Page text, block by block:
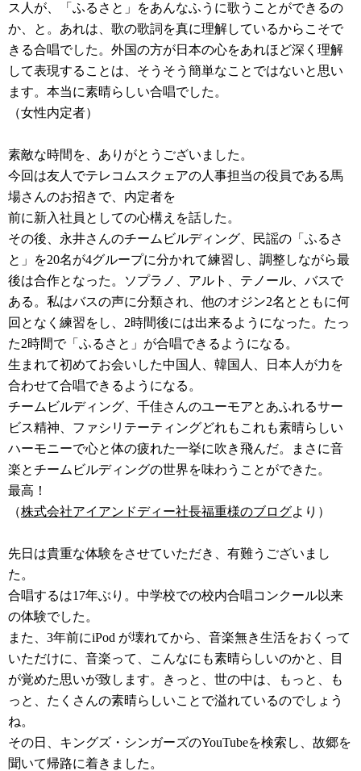
ス人が、「ふるさと」をあんなふうに歌うことができるの
か、と。あれは、歌の歌詞を真に理解しているからこそで
きる合唱でした。外国の方が日本の心をあれほど深く理解
して表現することは、そうそう簡単なことではないと思い
ます。本当に素晴らしい合唱でした。
（女性内定者）
素敵な時間を、ありがとうございました。
今回は友人でテレコムスクェアの人事担当の役員である馬
場さんのお招きで、内定者を
前に新入社員としての心構えを話した。
その後、永井さんのチームビルディング、民謡の「ふるさ
と」を20名が4グループに分かれて練習し、調整しながら最
後は合作となった。ソプラノ、アルト、テノール、バスで
ある。私はバスの声に分類され、他のオジン2名とともに何
回となく練習をし、2時間後には出来るようになった。たっ
た2時間で「ふるさと」が合唱できるようになる。
生まれて初めてお会いした中国人、韓国人、日本人が力を
合わせて合唱できるようになる。
チームビルディング、千佳さんのユーモアとあふれるサー
ビス精神、ファシリテーティングどれもこれも素晴らしい
ハーモニーで心と体の疲れた一挙に吹き飛んだ。まさに音
楽とチームビルディングの世界を味わうことができた。
最高！
（株式会社アイアンドディー社長福重様のブログより）
先日は貴重な体験をさせていただき、有難うございまし
た。
合唱するは17年ぶり。中学校での校内合唱コンクール以来
の体験でした。
また、3年前にiPod が壊れてから、音楽無き生活をおくって
いただけに、音楽って、こんなにも素晴らしいのかと、目
が覚めた思いが致します。きっと、世の中は、もっと、も
っと、たくさんの素晴らしいことで溢れているのでしょう
ね。
その日、キングズ・シンガーズのYouTubeを検索し、故郷を
聞いて帰路に着きました。